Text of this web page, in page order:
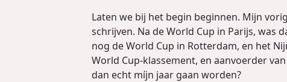
Laten we bij het begin beginnen. Mijn
schrijven. Na de World Cup in Parijs, was
nog de World Cup in Rotterdam, en het
World Cup-klassement, en aanvoerder
dan echt míjn jaar gaan worden?